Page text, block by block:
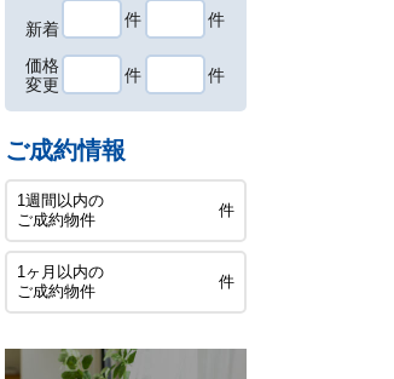
新着
件 件
価格
変更
件 件
ご成約情報
1週間以内の
ご成約物件
件
1ヶ月以内の
ご成約物件
件